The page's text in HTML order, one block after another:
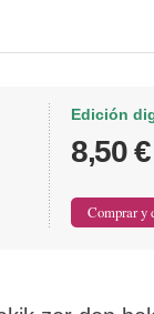
Edición
8,50 €